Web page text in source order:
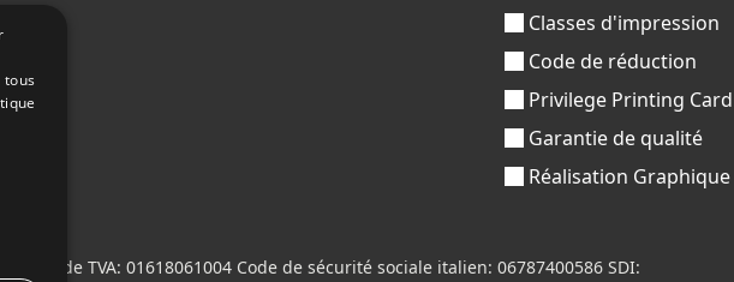
Classes d'impression
Code de réduction
Privilege Printing Card
Garantie de qualité
Réalisation Graphique
de TVA: 01618061004 Code de sécurité sociale italien: 06787400586 SDI:
tous